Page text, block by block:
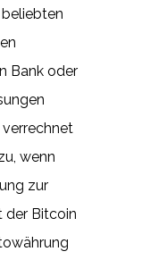
Bank oder
wenn
zur
der Bitcoin